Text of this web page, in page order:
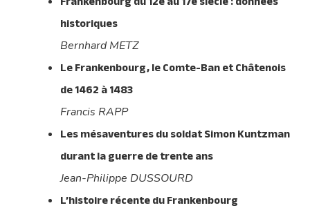
historiques
Bernhard METZ
Le Frankenbourg, le Comte-Ban et Châtenois
de 1462 à 1483
Francis RAPP
Les mésaventures du soldat Simon Kuntzman
durant la guerre de trente ans
Jean-Philippe DUSSOURD
L’histoire récente du Frankenbourg